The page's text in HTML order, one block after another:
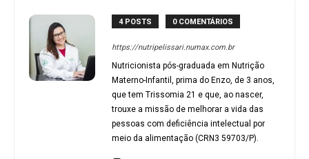
4 POSTS 0 COMENTÁRIOS
https://nutripelissari.numax.com.br
Nutricionista pós-graduada em Nutrição
Materno-Infantil, prima do Enzo, de 3 anos,
que tem Trissomia 21 e que, ao nascer,
trouxe a missão de melhorar a vida das
pessoas com deficiência intelectual por
meio da alimentação (CRN3 59703/P).